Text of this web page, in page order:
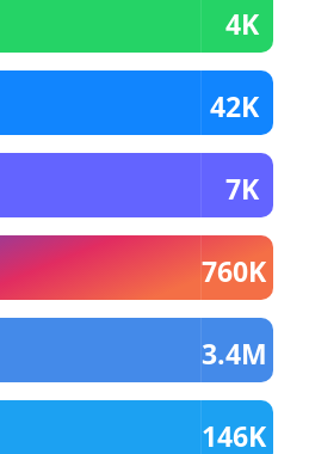
4K
42K
7K
760K
3.4M
146K